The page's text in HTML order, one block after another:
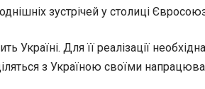
зустрічей у столиці
Україні. Для її реалізації
з Україною своїми